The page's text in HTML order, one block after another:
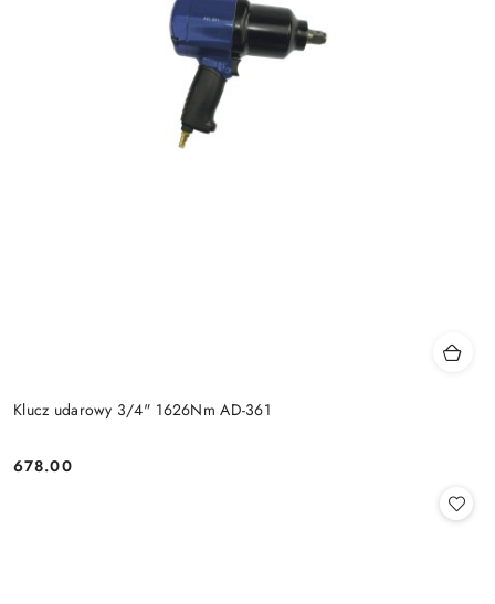
Klucz udarowy 3/4" 1626Nm AD-361
Cena:
678.00